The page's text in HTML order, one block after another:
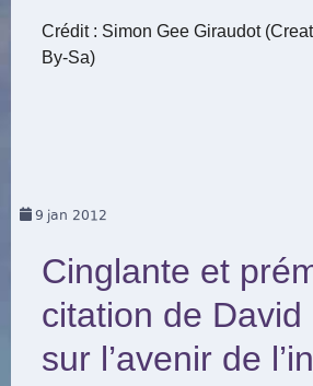
Crédit : Simon Gee Giraudot
By-Sa)
9 jan 2012
Cinglante et
citation de David
sur l’avenir de